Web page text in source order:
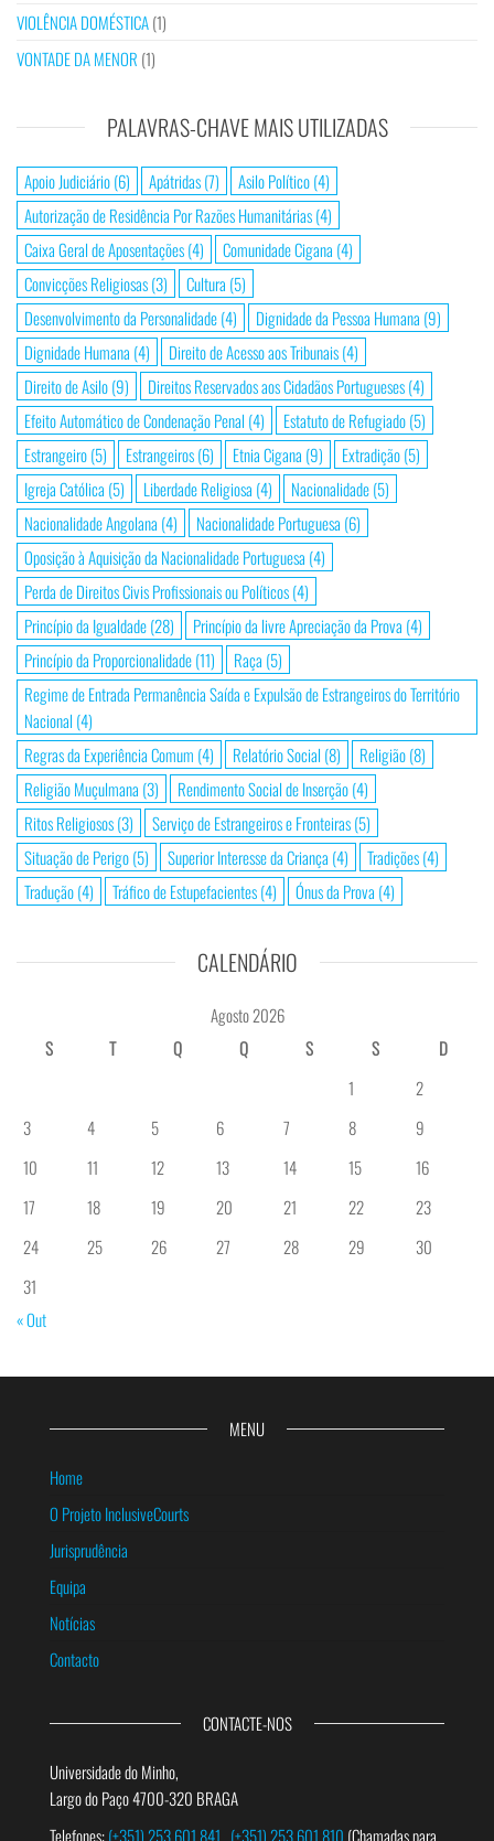
VIOLÊNCIA DOMÉSTICA(1)
VONTADE DA MENOR (1)
PALAVRAS-CHAVE MAIS UTILIZADAS
Apoio Judiciário(6) Apátridas(7) Asilo Político(4)
Autorização de Residência Por Razões Humanitárias(4)
Caixa Geral de Aposentações(4) Comunidade Cigana (4)
Convicções Religiosas(3) Cultura (5)
Desenvolvimento da Personalidade(4) Dignidade da Pessoa Humana (9)
Dignidade Humana (4) Direito de Acesso aos Tribunais(4)
Direito de Asilo(9) Direitos Reservados aos Cidadãos Portugueses(4)
Efeito Automático de Condenação Penal (4) Estatuto de Refugiado(5)
Estrangeiro(5) Estrangeiros(6) Etnia Cigana (9) Extradição(5)
Igreja Católica (5) Liberdade Religiosa (4) Nacionalidade(5)
Nacionalidade Angolana (4) Nacionalidade Portuguesa (6)
Oposição à Aquisição da Nacionalidade Portuguesa (4)
Perda de Direitos Civis Profissionais ou Políticos(4)
Princípio da Igualdade(28) Princípio da livre Apreciação da Prova (4)
Princípio da Proporcionalidade(11) Raça (5)
Regime de Entrada Permanência Saída e Expulsão de Estrangeiros do Território
Nacional (4)
Regras da Experiência Comum (4) Relatório Social (8) Religião(8)
Religião Muçulmana (3) Rendimento Social de Inserção(4)
Ritos Religiosos(3) Serviço de Estrangeiros e Fronteiras(5)
Situação de Perigo(5) Superior Interesse da Criança (4) Tradições(4)
Tradução(4) Tráfico de Estupefacientes(4) Ónus da Prova (4)
CALENDÁRIO
Agosto 2026
S
T Q Q S S
D
1
2
3
4 5 6 7 8
9
10
11 12 13 14 15
16
17
18 19 20 21 22
23
24
25 26 27 28 29
30
31
« Out
MENU
Home
O Projeto InclusiveCourts
Jurisprudência
Equipa
Notícias
Contacto
CONTACTE-NOS
Universidade do Minho,
Largo do Paço 4700-320 BRAGA
Telefones:(+351) 253 601 841 (+351) 253 601 810 (Chamadas para